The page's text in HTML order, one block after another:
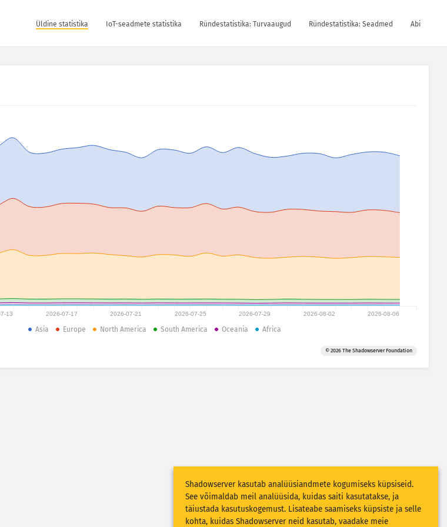
Üldine statistika IoT-seadmete statistika Ründestatistika: Turvaaugud Ründestatistika: Seadmed Abi
13 2026-07-17 2026-07-21 2026-07-25 2026-07-29 2026-08-02 2026-08-06
Asia Europe North America South America Oceania Africa
© 2026 The Shadowserver Foundation
Shadowserver kasutab analüüsiandmete kogumiseks küpsiseid.
See võimaldab meil analüüsida, kuidas saiti kasutatakse, ja
täiustada kasutuskogemust. Lisateabe saamiseks küpsiste ja selle
kohta, kuidas Shadowserver neid kasutab, vaadake meie